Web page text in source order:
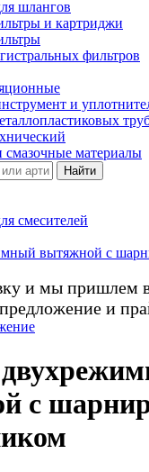
шлангов
и картриджи
фильтров
и
смазочные материалы
Найти
смесителей
вытяжной с
и мы пришлем
и
с